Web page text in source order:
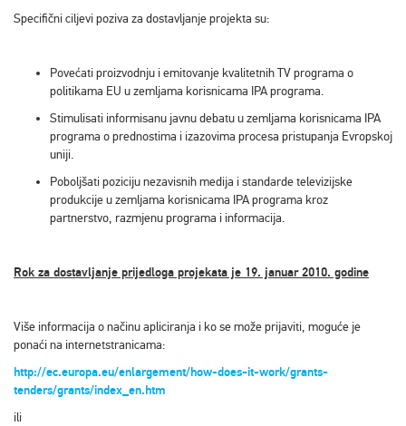
Specifični ciljevi poziva za dostavljanje projekta su:
Povećati proizvodnju i emitovanje kvalitetnih TV programa o
politikama EU u zemljama korisnicama IPA programa.
Stimulisati informisanu javnu debatu u zemljama korisnicama IPA
programa o prednostima i izazovima procesa pristupanja Evropskoj
uniji.
Poboljšati poziciju nezavisnih medija i standarde televizijske
produkcije u zemljama korisnicama IPA programa kroz
partnerstvo, razmjenu programa i informacija.
Rok za dostavljanje prijedloga projekata je 19. januar 2010. godine
Više informacija o načinu apliciranja i ko se može prijaviti, moguće je
ponaći na internetstranicama:
http://ec.europa.eu/enlargement/how-does-it-work/grants-
tenders/grants/index_en.htm
ili